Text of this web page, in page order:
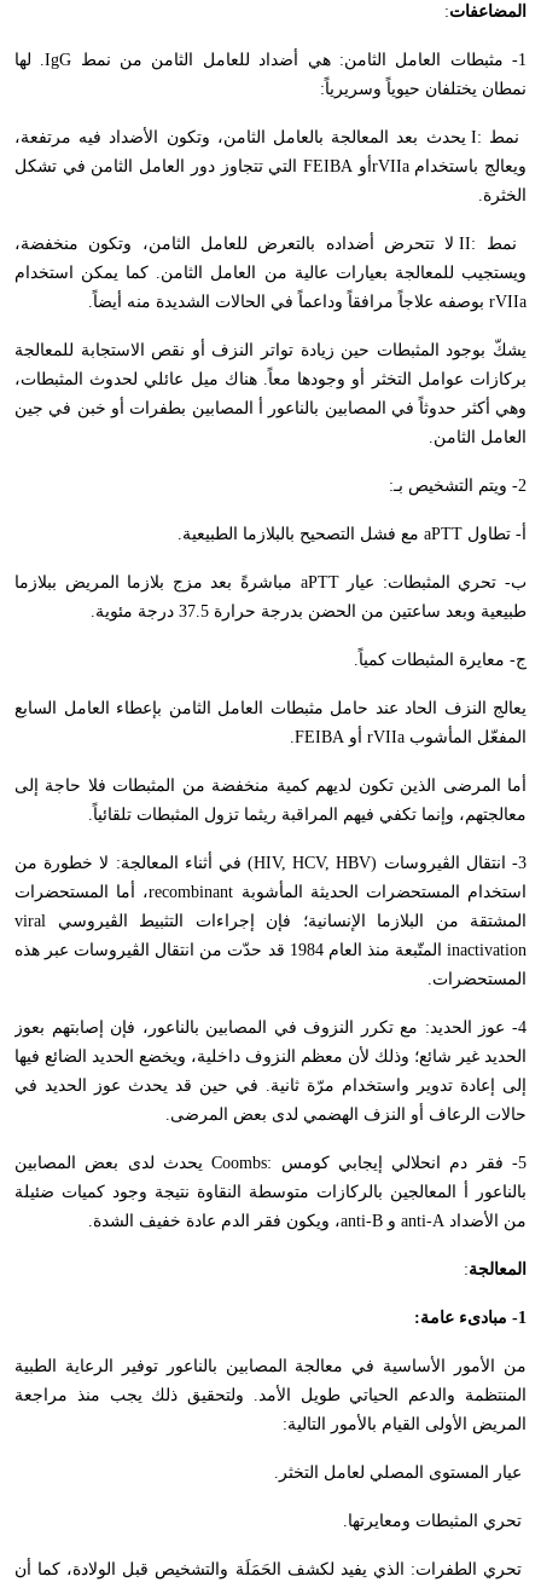
المضاعفات:
1- مثبطات العامل الثامن: هي أضداد للعامل الثامن من نمط IgG. لها
نمطان يختلفان حيوياً وسريرياً:
نمط :I يحدث بعد المعالجة بالعامل الثامن، وتكون الأضداد فيه مرتفعة،
ويعالج باستخدامrVIIa أوFEIBA التي تتجاوز دور العامل الثامن في تشكل
الخثرة.
نمط :IIلا تتحرض أضداده بالتعرض للعامل الثامن، وتكون منخفضة،
ويستجيب للمعالجة بعيارات عالية من العامل الثامن. كما يمكن استخدام
rVIIa بوصفه علاجاً مرافقاً وداعماً في الحالات الشديدة منه أيضاً.
يشكّ بوجود المثبطات حين زيادة تواتر النزف أو نقص الاستجابة للمعالجة
بركازات عوامل التخثر أو وجودها معاً. هناك ميل عائلي لحدوث المثبطات،
وهي أكثر حدوثاً في المصابين بالناعور أ المصابين بطفرات أو خبن في جين
العامل الثامن.
2- ويتم التشخيص بـ:
أ- تطاول aPTT مع فشل التصحيح بالبلازما الطبيعية.
ب- تحري المثبطات: عيارaPTT مباشرةً بعد مزج بلازما المريض ببلازما
طبيعية وبعد ساعتين من الحضن بدرجة حرارة 37.5 درجة مئوية.
ج- معايرة المثبطات كمياً.
يعالج النزف الحاد عند حامل مثبطات العامل الثامن بإعطاء العامل السابع
المفعّل المأشوب rVIIa أو FEIBA
.
أما المرضى الذين تكون لديهم كمية منخفضة من المثبطات فلا حاجة إلى
معالجتهم، وإنما تكفي فيهم المراقبة ريثما تزول المثبطات تلقائياً.
3- انتقال الڤيروسات ( HIV, HCV, HBV) في أثناء المعالجة: لا خطورة من
استخدام المستحضرات الحديثة المأشوبة recombinant، أما المستحضرات
المشتقة من البلازما الإنسانية؛ فإن إجراءات التثبيط الڤيروسي viral
inactivation
المتّبعة منذ العام 1984 قد حدّت من انتقال الڤيروسات عبر هذه
المستحضرات.
4- عوز الحديد: مع تكرر النزوف في المصابين بالناعور، فإن إصابتهم بعوز
الحديد غير شائع؛ وذلك لأن معظم النزوف داخلية، ويخضع الحديد الضائع فيها
إلى إعادة تدوير واستخدام مرّة ثانية. في حين قد يحدث عوز الحديد في
حالات الرعاف أو النزف الهضمي لدى بعض المرضى.
5- فقر دم انحلالي إيجابي كومس : Coombsيحدث لدى بعض المصابين
بالناعور أ المعالجين بالركازات متوسطة النقاوة نتيجة وجود كميات ضئيلة
من الأضداد anti-A و anti-B، ويكون فقر الدم عادة خفيف الشدة.
المعالجة:
1- مبادىء عامة:
من الأمور الأساسية في معالجة المصابين بالناعور توفير الرعاية الطبية
المنتظمة والدعم الحياتي طويل الأمد. ولتحقيق ذلك يجب منذ مراجعة
المريض الأولى القيام بالأمور التالية:
عيار المستوى المصلي لعامل التخثر.
تحري المثبطات ومعايرتها.
تحري الطفرات: الذي يفيد لكشف الحَمَلَة والتشخيص قبل الولادة، كما أن